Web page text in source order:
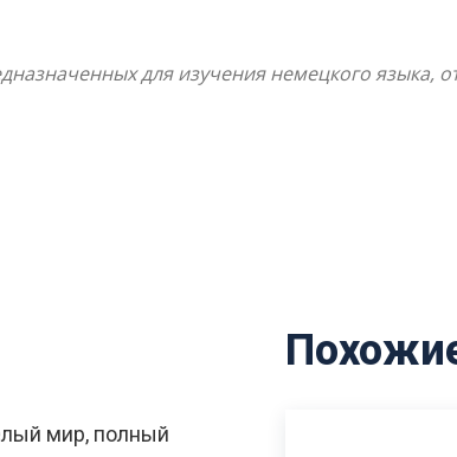
для изучения немецкого языка,
мир, полный